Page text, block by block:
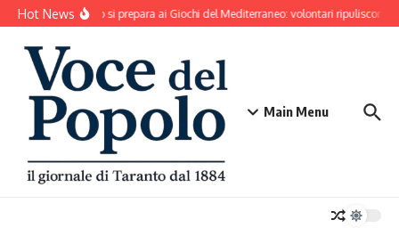
Salta al contenuto
Hot NewsTaranto si prepara ai Giochi del Mediterraneo: volontari ripuliscono
Main Menu